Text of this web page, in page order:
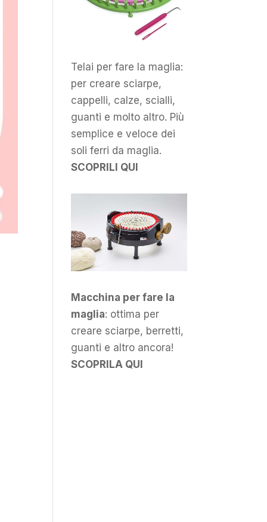
Telai per fare la maglia:
per creare sciarpe,
cappelli, calze, scialli,
guanti e molto altro. Più
semplice e veloce dei
soli ferri da maglia.
SCOPRILI QUI
Macchina per fare la
maglia: ottima per
creare sciarpe, berretti,
guanti e altro ancora!
SCOPRILA QUI